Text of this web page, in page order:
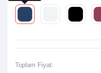
Toplam Fiyat: